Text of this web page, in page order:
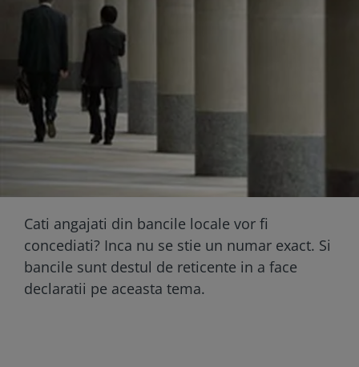
Cati angajati din bancile locale vor fi
concediati? Inca nu se stie un numar exact. Si
bancile sunt destul de reticente in a face
declaratii pe aceasta tema.